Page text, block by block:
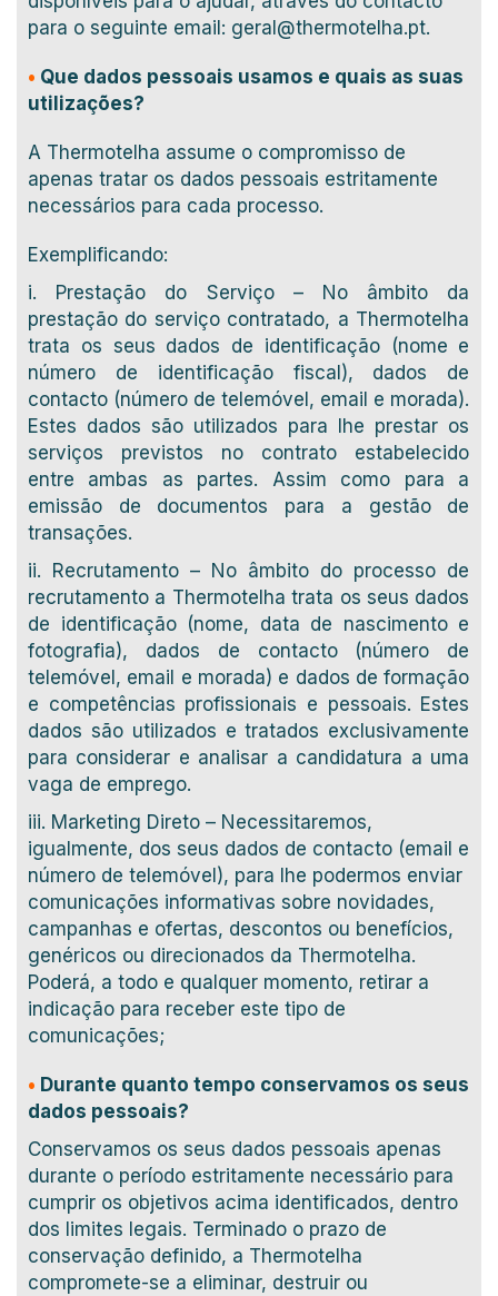
para o seguinte email: geral@thermotelha.pt.
• Que dados pessoais usamos e quais as suas
utilizações?
A Thermotelha assume o compromisso de
apenas tratar os dados pessoais estritamente
necessários para cada processo.
Exemplificando:
i. Prestação do Serviço – No âmbito da
prestação do serviço contratado, a Thermotelha
trata os seus dados de identificação (nome e
número de identificação fiscal), dados de
contacto (número de telemóvel, email e morada).
Estes dados são utilizados para lhe prestar os
serviços previstos no contrato estabelecido
entre ambas as partes. Assim como para a
emissão de documentos para a gestão de
transações.
ii. Recrutamento – No âmbito do processo de
recrutamento a Thermotelha trata os seus dados
de identificação (nome, data de nascimento e
fotografia), dados de contacto (número de
telemóvel, email e morada) e dados de formação
e competências profissionais e pessoais. Estes
dados são utilizados e tratados exclusivamente
para considerar e analisar a candidatura a uma
vaga de emprego.
iii. Marketing Direto – Necessitaremos,
igualmente, dos seus dados de contacto (email e
número de telemóvel), para lhe podermos enviar
comunicações informativas sobre novidades,
campanhas e ofertas, descontos ou benefícios,
genéricos ou direcionados da Thermotelha.
Poderá, a todo e qualquer momento, retirar a
indicação para receber este tipo de
comunicações;
• Durante quanto tempo conservamos os seus
dados pessoais?
Conservamos os seus dados pessoais apenas
durante o período estritamente necessário para
cumprir os objetivos acima identificados, dentro
dos limites legais. Terminado o prazo de
conservação definido, a Thermotelha
compromete-se a eliminar, destruir ou